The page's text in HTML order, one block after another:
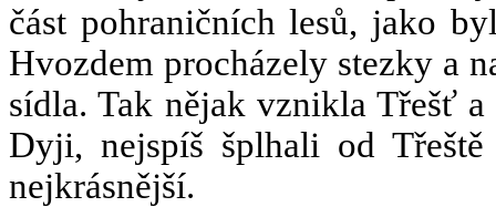
část pohraničních lesů, jako
Hvozdem procházely stezky a
sídla. Tak nějak vznikla Třešť
Dyji, nejspíš šplhali od
nejkrásnější.